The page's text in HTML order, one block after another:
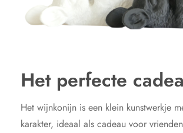
Het perfecte
Het wijnkonijn is een klein kunstwerkje
karakter, ideaal als cadeau voor